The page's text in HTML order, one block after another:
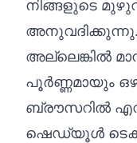
നിങ്ങളുടെ
അനുവദിക്കുന്നു.
അല്ലെങ്കിൽ
പൂർണ്ണമായും
ബ്രൗസറിൽ
ഷെഡ്യൂൾ